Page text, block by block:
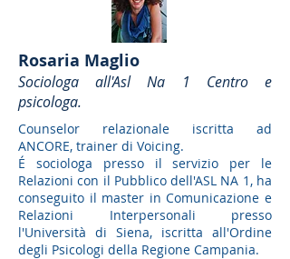
Rosaria Maglio
Sociologa all'Asl Na 1 Centro e
psicologa.
Counselor relazionale iscritta ad
ANCORE, trainer di Voicing.
É sociologa presso il servizio per le
Relazioni con il Pubblico dell'ASL NA 1, ha
conseguito il master in Comunicazione e
Relazioni Interpersonali presso
l'Università di Siena, iscritta all'Ordine
degli Psicologi della Regione Campania.